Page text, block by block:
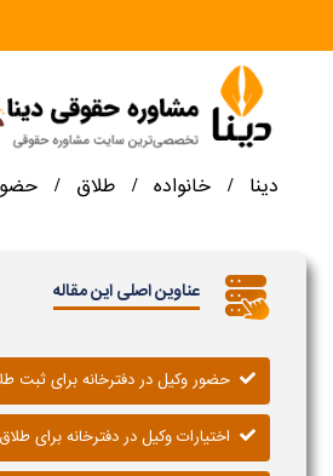
دینا / خانواده / طلاق /
عناوین اصلی این مقاله
حضور وکیل در دفترخانه برای ثبت
اختیارات وکیل در دفترخانه برای طلاق